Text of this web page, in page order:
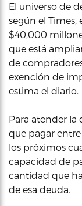
El universo de
según el
$40,000
que está
de
exención de
estima el diario.
Para atender la
que pagar
los próximos
capacidad de
cantidad que
de esa deuda.